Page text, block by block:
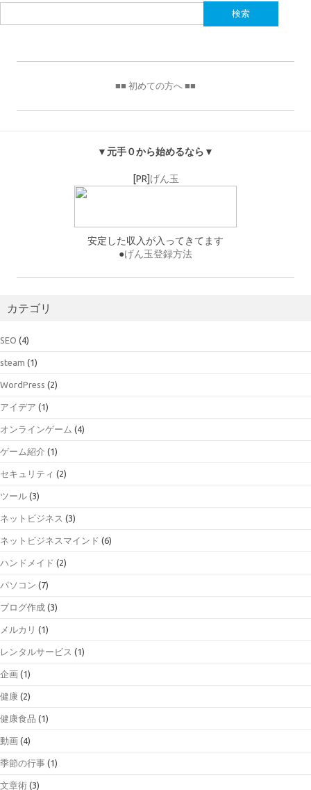
索:
■■ 初めての方へ ■■
▼元手０から始めるなら▼
[PR]げん玉
安定した収入が入ってきてます
●げん玉登録方法
カテゴリ
SEO (4)
steam (1)
WordPress (2)
アイデア (1)
オンラインゲーム (4)
ゲーム紹介 (1)
セキュリティ (2)
ツール (3)
ネットビジネス (3)
ネットビジネスマインド (6)
ハンドメイド (2)
パソコン (7)
ブログ作成 (3)
メルカリ (1)
レンタルサービス (1)
企画 (1)
健康 (2)
健康食品 (1)
動画 (4)
季節の行事 (1)
文章術 (3)